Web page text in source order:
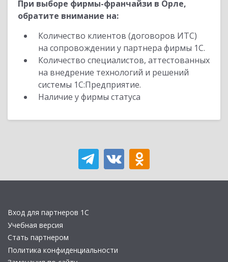
При выборе фирмы-франчайзи в Орле,
обратите внимание на:
Количество клиентов (договоров ИТС)
на сопровождении у партнера фирмы 1С.
Количество специалистов, аттестованных
на внедрение технологий и решений
системы 1С:Предприятие.
Наличие у фирмы статуса
Вход для партнеров 1С
Учебная версия
Стать партнером
Политика конфиденциальности